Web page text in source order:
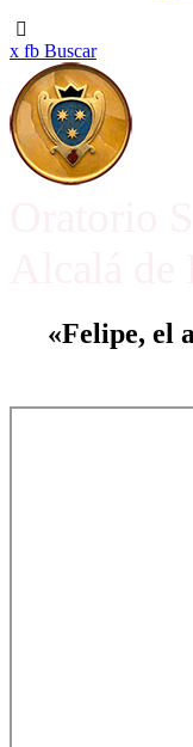
x fb Buscar
«Felipe, el